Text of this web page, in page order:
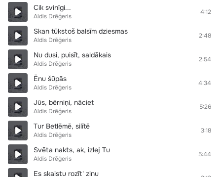
Cik svinīgi...
Aldis Drēģeris
4:12
Skan tūkstoš balsīm dziesmas
Aldis Drēģeris
2:48
Nu dusi, puisīt, saldākais
Aldis Drēģeris
2:54
Ēnu šūpās
Aldis Drēģeris
4:34
Jūs, bērniņi, nāciet
Aldis Drēģeris
5:26
Tur Betlēmē, silītē
Aldis Drēģeris
3:18
Svēta nakts, ak, izlej Tu
Aldis Drēģeris
5:44
Es skaistu rozīt' zinu